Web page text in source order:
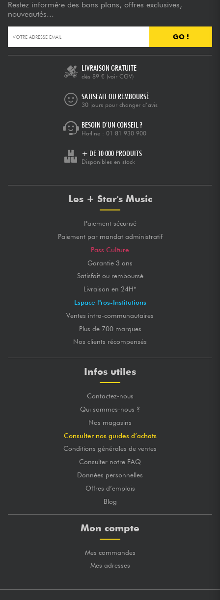
Restez informé·e des bons plans, offres exclusives,
nouveautés...
GO !
LIVRAISON GRATUITE
dès 89 € (voir CGV)
SATISFAIT OU REMBOURSÉ
30 jours pour changer d’avis
BESOIN D’UN CONSEIL ?
Hotline : 01 81 930 900
+ DE 10 000 PRODUITS
Disponibles en stock
Les + Star's Music
Paiement sécurisé
Paiement par mandat administratif
Pass Culture
Garantie 3 ans
Satisfait ou remboursé
Livraison en 24H*
Espace Pros-Institutions
Ventes intra-communautaires
Plus de 700 marques
Nos clients récompensés
Infos utiles
Contactez-nous
Qui sommes-nous ?
Nos magasins
Consulter nos guides d’achats
Conditions générales de ventes
Consulter notre FAQ
Données personnelles
Offres d’emplois
Blog
Mon compte
Mes commandes
Mes adresses